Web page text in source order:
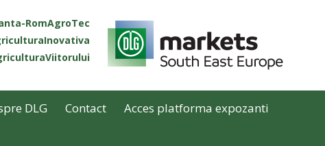
RomAgroTec
DLG Contact Acces platforma expozanti